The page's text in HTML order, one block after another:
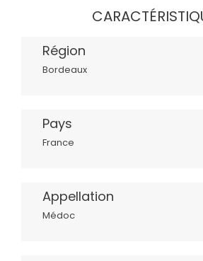
Région
Bordeaux
Pays
France
Appellation
Médoc